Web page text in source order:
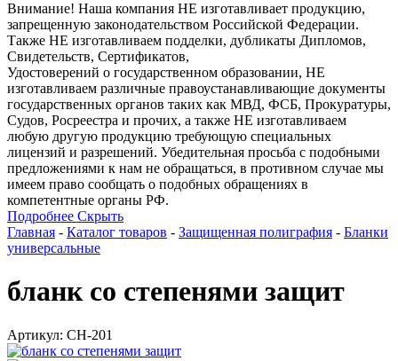
Внимание! Наша компания НЕ изготавливает продукцию,
запрещенную законодательством Российской Федерации.
Также НЕ изготавливаем подделки, дубликаты Дипломов,
Свидетельств, Сертификатов,
Удостоверений о государственном образовании, НЕ
изготавливаем различные правоустанавливающие документы
государственных органов таких как МВД, ФСБ, Прокуратуры,
Судов, Росреестра и прочих, а также НЕ изготавливаем
любую другую продукцию требующую специальных
лицензий и разрешений. Убедительная просьба с подобными
предложениями к нам не обращаться, в противном случае мы
имеем право сообщать о подобных обращениях в
компетентные органы РФ.
Подробнее Скрыть
Главная - Каталог товаров - Защищенная полиграфия - Бланки
универсальные
бланк со степенями защит
Артикул: СН-201